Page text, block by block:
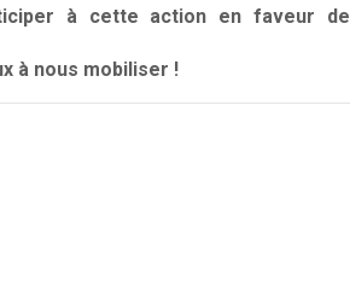
à cette action en faveur de
à nous mobiliser !